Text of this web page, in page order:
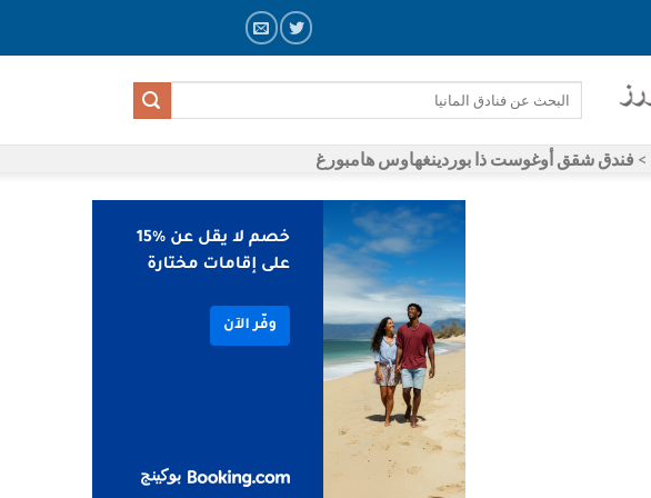
> فندق شقق أوغوست ذا بوردينغهاوس هامبورغ